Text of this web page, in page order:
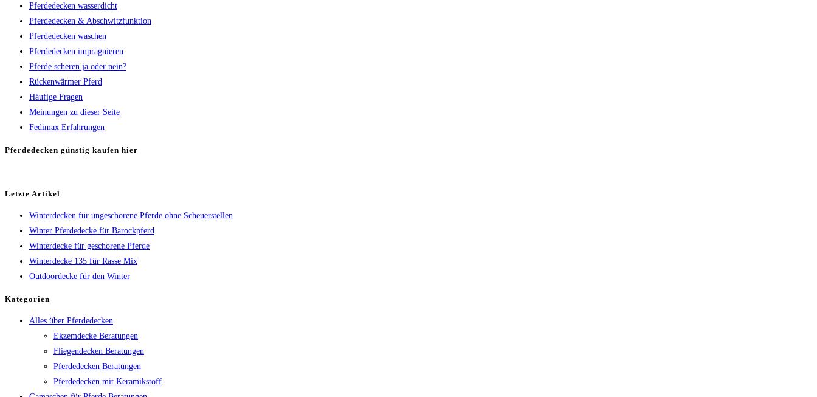
Pferdedecken wasserdicht
Pferdedecken & Abschwitzfunktion
Pferdedecken waschen
Pferdedecken imprägnieren
Pferde scheren ja oder nein?
Rückenwärmer Pferd
Häufige Fragen
Meinungen zu dieser Seite
Fedimax Erfahrungen
Pferdedecken günstig kaufen hier
Letzte Artikel
Winterdecken für ungeschorene Pferde ohne Scheuerstellen
Winter Pferdedecke für Barockpferd
Winterdecke für geschorene Pferde
Winterdecke 135 für Rasse Mix
Outdoordecke für den Winter
Kategorien
Alles über Pferdedecken
Ekzemdecke Beratungen
Fliegendecken Beratungen
Pferdedecken Beratungen
Pferdedecken mit Keramikstoff